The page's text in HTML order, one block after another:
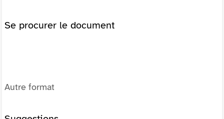
Se procurer le document
Autre format